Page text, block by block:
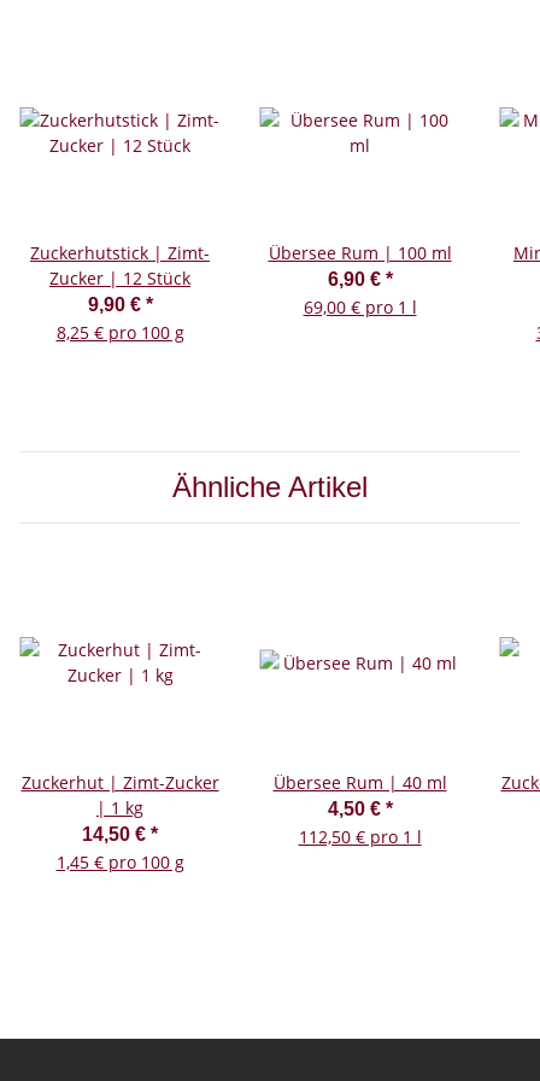
Zuckerhutstick | Zimt-
Zucker | 12 Stück
9,90 € *
8,25 € pro 100 g
Übersee Rum | 100 ml
6,90 € *
69,00 € pro 1 l
Ähnliche Artikel
Zuckerhut | Zimt-Zucker
| 1 kg
14,50 € *
1,45 € pro 100 g
Übersee Rum | 40 ml
4,50 € *
112,50 € pro 1 l